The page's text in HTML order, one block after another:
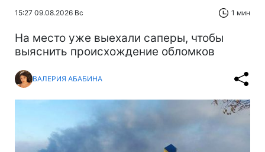
15:27 09.08.2026 Вс 1 мин
На место уже выехали саперы, чтобы
выяснить происхождение обломков
ВАЛЕРИЯ АБАБИНА